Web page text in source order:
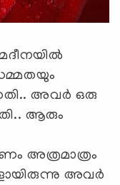
അവര്‍ ഒരു
ആരും
അത്രമാത്രം
അവര്‍